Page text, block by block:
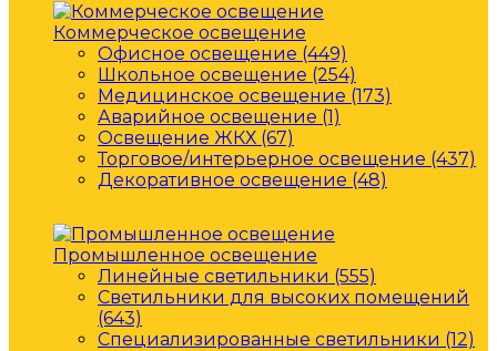
Коммерческое освещение
Офисное освещение (449)
Школьное освещение (254)
Медицинское освещение (173)
Аварийное освещение (1)
Освещение ЖКХ (67)
Торговое/интерьерное освещение (437)
Декоративное освещение (48)
Промышленное освещение
Линейные светильники (555)
Светильники для высоких помещений
(643)
Специализированные светильники (12)